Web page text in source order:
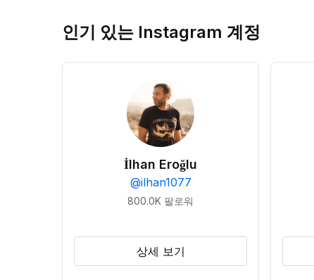
인기 있는 Instagram 계정
İlhan Eroğlu
@ilhan1077
800.0K 팔로워
상세 보기